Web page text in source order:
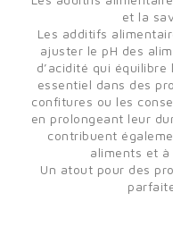
et la
Les additifs
ajuster le pH des
d’acidité qui
essentiel dans des
confitures ou les
en prolongeant leur
contribuent
aliments et
Un atout pour des
Sign in
You need to be